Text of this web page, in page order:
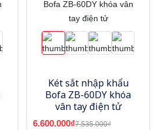
Két sắt nhập khẩu
Bofa ZB-60DY khóa
vân tay điện tử
6.600.000₫7.535.000₫